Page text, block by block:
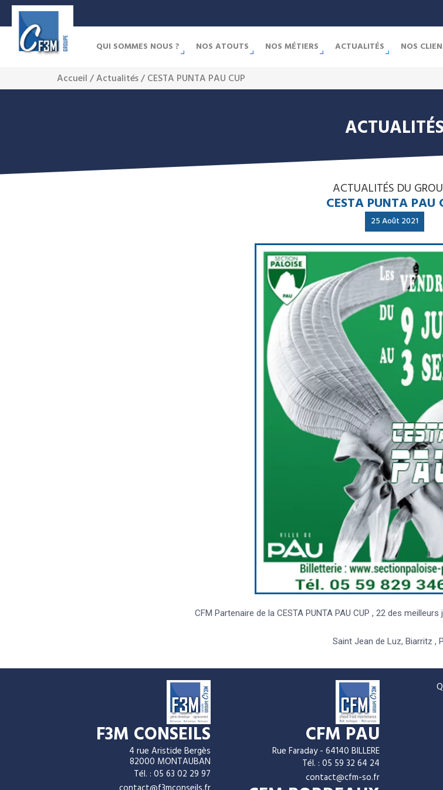
QUI SOMMES NOUS ? NOS ATOUTS NOS MÉTIERS ACTUALITÉS NOS
Accueil/Actualités/ CESTA PUNTA PAU CUP
ACTUALITÉS
ACTUALITÉS DU
CESTA PUNTA PAU
25 Août 2021
CFM Partenaire de la CESTA PUNTA PAU CUP , 22 des
Saint Jean de Luz, Biarritz ,
F3M CONSEILS
4 rue Aristide Bergès
82000 MONTAUBAN
Tél. : 05 63 02 29 97
CFM PAU
Rue Faraday - 64140 BILLERE
Tél. : 05 59 32 64 24
contact@cfm-so.fr